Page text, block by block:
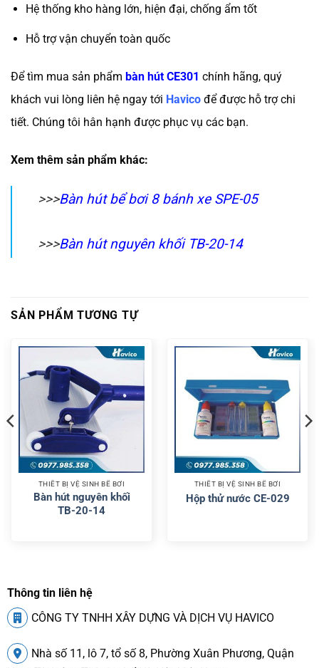
Hệ thống kho hàng lớn, hiện đại, chống ẩm tốt
Hỗ trợ vận chuyển toàn quốc
Để tìm mua sản phẩm bàn hút CE301 chính hãng, quý
khách vui lòng liên hệ ngay tới Havico để được hỗ trợ chi
tiết. Chúng tôi hân hạnh được phục vụ các bạn.
Xem thêm sản phẩm khác:
>>>Bàn hút bể bơi 8 bánh xe SPE-05
>>>Bàn hút nguyên khối TB-20-14
SẢN PHẨM TƯƠNG TỰ
THIẾT BỊ VỆ SINH BỂ BƠI
Bàn hút nguyên khối
TB-20-14
THIẾT BỊ VỆ SINH BỂ BƠI
Hộp thử nước CE-029
Thông tin liên hệ
CÔNG TY TNHH XÂY DỰNG VÀ DỊCH VỤ HAVICO
Nhà số 11, lô 7, tổ số 8, Phường Xuân Phương, Quận